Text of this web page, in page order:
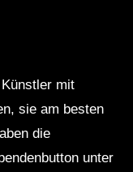
mit
sie am besten
die
unter